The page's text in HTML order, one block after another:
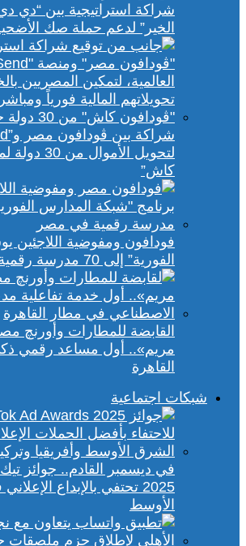
شراكة استراتيجية بين “دي
الخير” لدعم حملة صك
لتحويل
كاش”
فودافون ومفوضية اللاجئين
الفورية” إلى 70 مدرسة رقمية في مصر
القابضة للمطارات وأورنچ
مريم».. أول مساعد رقمي
القاهرة
شبكات اجتماعية
2025 تحتفي بالإبداع
الأوسط